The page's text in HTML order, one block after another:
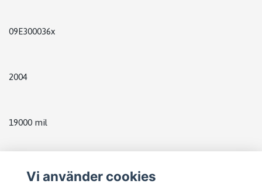
09E300036x
2004
19000 mil
Vi använder cookies